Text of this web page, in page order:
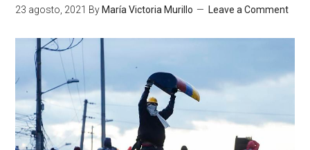
23 agosto, 2021 By María Victoria Murillo Leave a Comment